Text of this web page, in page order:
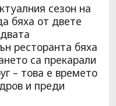
сезон на
бяха от двете
ресторанта бяха
са прекарали
– това е времето
и преди